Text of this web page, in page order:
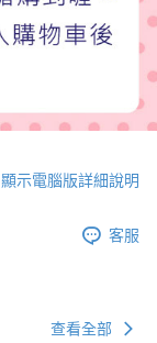
顯示電腦版詳細說明
客服
查看全部